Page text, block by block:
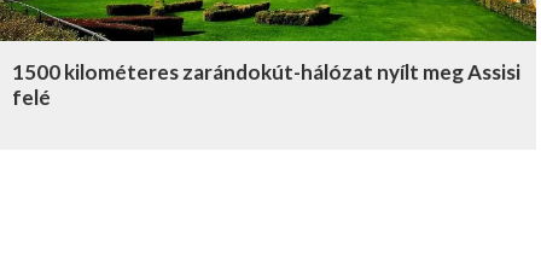
1500 kilométeres zarándokút-hálózat nyílt meg Assisi
felé